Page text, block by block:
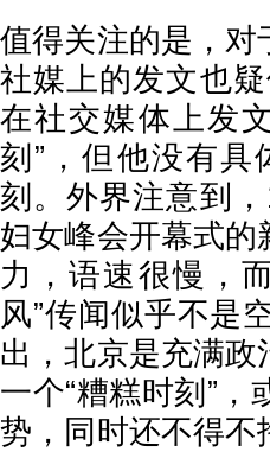
值得关注的是，对
社媒上的发文也
在社交媒体上发
刻”，但他没有
刻。外界注意到
妇女峰会开幕式
力，语速很慢，
风”传闻似乎不是
出，北京是充满
一个“糟糕时刻”
势，同时还不得不